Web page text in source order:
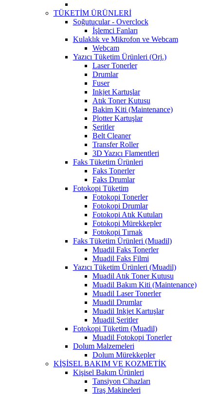
TÜKETİM ÜRÜNLERİ
Soğutucular - Overclock
İşlemci Fanları
Kulaklık ve Mikrofon ve Webcam
Webcam
Yazıcı Tüketim Ürünleri (Orj.)
Laser Tonerler
Drumlar
Fuser
Inkjet Kartuşlar
Atık Toner Kutusu
Bakim Kiti (Maintenance)
Plotter Kartuşlar
Şeritler
Belt Cleaner
Transfer Roller
3D Yazıcı Flamentleri
Faks Tüketim Ürünleri
Faks Tonerler
Faks Drumlar
Fotokopi Tüketim
Fotokopi Tonerler
Fotokopi Drumlar
Fotokopi Atık Kutuları
Fotokopi Mürekkepler
Fotokopi Tırnak
Faks Tüketim Ürünleri (Muadil)
Muadil Faks Tonerler
Muadil Faks Filmi
Yazıcı Tüketim Ürünleri (Muadil)
Muadil Atık Toner Kutusu
Muadil Bakım Kiti (Maintenance)
Muadil Laser Tonerler
Muadil Drumlar
Muadil Inkjet Kartuşlar
Muadil Şeritler
Fotokopi Tüketim (Muadil)
Muadil Fotokopi Tonerler
Dolum Malzemeleri
Dolum Mürekkepler
KİŞİSEL BAKIM VE KOZMETİK
Kişisel Bakım Ürünleri
Tansiyon Cihazları
Traş Makineleri